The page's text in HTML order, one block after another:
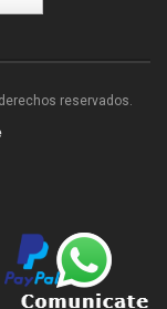
reservados.